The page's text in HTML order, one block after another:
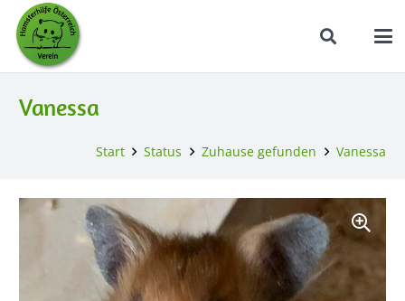
Vanessa
Start Status Zuhause gefunden Vanessa